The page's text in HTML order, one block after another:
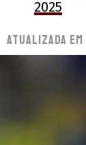
2025
Atualizada em